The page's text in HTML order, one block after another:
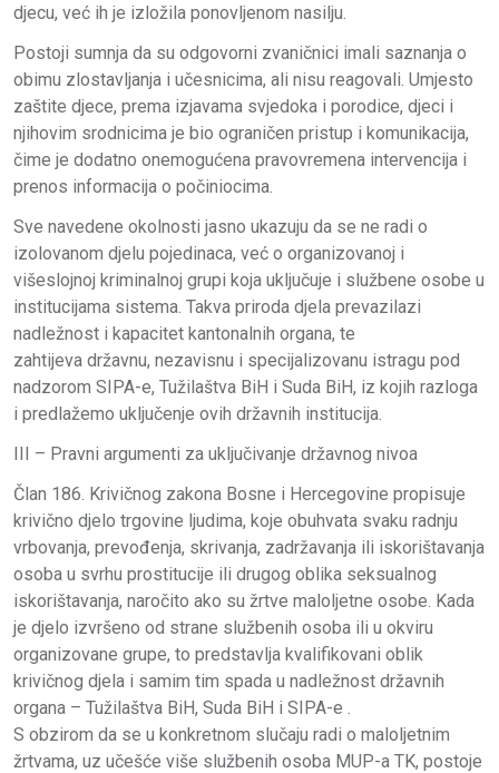
djecu, već ih je izložila ponovljenom nasilju.
Postoji sumnja da su odgovorni zvaničnici imali saznanja o
obimu zlostavljanja i učesnicima, ali nisu reagovali. Umjesto
zaštite djece, prema izjavama svjedoka i porodice, djeci i
njihovim srodnicima je bio ograničen pristup i komunikacija,
čime je dodatno onemogućena pravovremena intervencija i
prenos informacija o počiniocima.
Sve navedene okolnosti jasno ukazuju da se ne radi o
izolovanom djelu pojedinaca, već o organizovanoj i
višeslojnoj kriminalnoj grupi koja uključuje i službene osobe u
institucijama sistema. Takva priroda djela prevazilazi
nadležnost i kapacitet kantonalnih organa, te
zahtijeva državnu, nezavisnu i specijalizovanu istragu pod
nadzorom SIPA-e, Tužilaštva BiH i Suda BiH, iz kojih razloga
i predlažemo uključenje ovih državnih institucija.
III – Pravni argumenti za uključivanje državnog nivoa
Član 186. Krivičnog zakona Bosne i Hercegovine propisuje
krivično djelo trgovine ljudima, koje obuhvata svaku radnju
vrbovanja, prevođenja, skrivanja, zadržavanja ili iskorištavanja
osoba u svrhu prostitucije ili drugog oblika seksualnog
iskorištavanja, naročito ako su žrtve maloljetne osobe. Kada
je djelo izvršeno od strane službenih osoba ili u okviru
organizovane grupe, to predstavlja kvalifikovani oblik
krivičnog djela i samim tim spada u nadležnost državnih
organa – Tužilaštva BiH, Suda BiH i SIPA-e .
S obzirom da se u konkretnom slučaju radi o maloljetnim
žrtvama, uz učešće više službenih osoba MUP-a TK, postoje